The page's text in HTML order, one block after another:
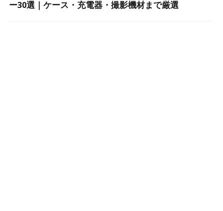
ー30選｜ケース・充電器・撮影機材まで厳選